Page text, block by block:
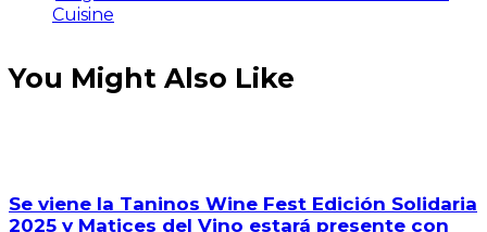
Cuisine
You Might Also Like
Se viene la Taninos Wine Fest Edición Solidaria
2025 y Matices del Vino estará presente con